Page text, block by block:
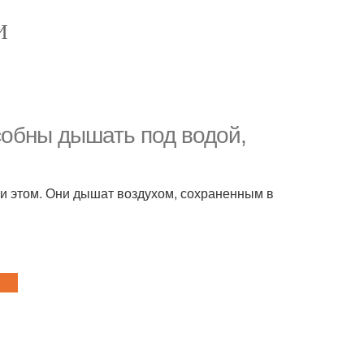
дышать под водой,
этом. Они дышат воздухом, сохраненным в